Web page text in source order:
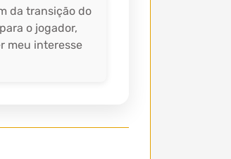
da transição do
o jogador,
meu interesse